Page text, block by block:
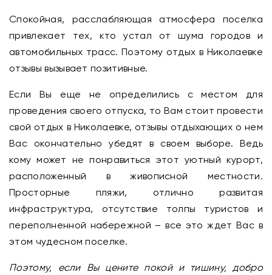
Спокойная, расслабляющая атмосфера поселка
привлекает тех, кто устал от шума городов и
автомобильных трасс. Поэтому отдых в Николаевке
отзывы вызывает позитивные.
Если Вы еще не определились с местом для
проведения своего отпуска, то Вам стоит провести
свой отдых в Николаевке, отзывы отдыхающих о нем
Вас окончательно убедят в своем выборе. Ведь
кому может не понравиться этот уютный курорт,
расположенный в живописной местности.
Просторные пляжи, отлично развитая
инфраструктура, отсутствие толпы туристов и
переполненной набережной – все это ждет Вас в
этом чудесном поселке.
Поэтому, если Вы цените покой и тишину, добро